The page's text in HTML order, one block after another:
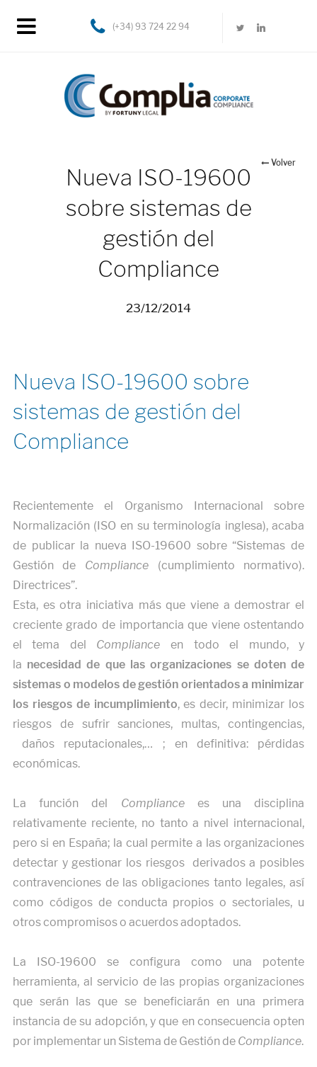
(+34) 93 724 22 94
Volver
Nueva ISO-19600
sobre sistemas de
gestión del
Compliance
23/12/2014
Nueva ISO-19600 sobre
sistemas de gestión del
Compliance
Recientemente el Organismo Internacional sobre
Normalización (ISO en su terminología inglesa), acaba
de publicar la nueva ISO-19600 sobre “Sistemas de
Gestión de Compliance (cumplimiento normativo).
Directrices”.
Esta, es otra iniciativa más que viene a demostrar el
creciente grado de importancia que viene ostentando
el tema del Compliance en todo el mundo, y
la necesidad de que las organizaciones se doten de
sistemas o modelos de gestión orientados a minimizar
los riesgos de incumplimiento, es decir, minimizar los
riesgos de sufrir sanciones, multas, contingencias,
daños reputacionales,… ; en definitiva: pérdidas
económicas.
La función del Compliance es una disciplina
relativamente reciente, no tanto a nivel internacional,
pero si en España; la cual permite a las organizaciones
detectar y gestionar los riesgos derivados a posibles
contravenciones de las obligaciones tanto legales, así
como códigos de conducta propios o sectoriales, u
otros compromisos o acuerdos adoptados.
La ISO-19600 se configura como una potente
herramienta, al servicio de las propias organizaciones
que serán las que se beneficiarán en una primera
instancia de su adopción, y que en consecuencia opten
por implementar un Sistema de Gestión de Compliance.